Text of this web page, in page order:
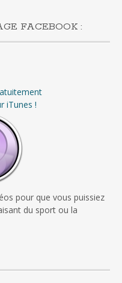
FACEBOOK :
iTunes !
pour que vous puissiez
du sport ou la